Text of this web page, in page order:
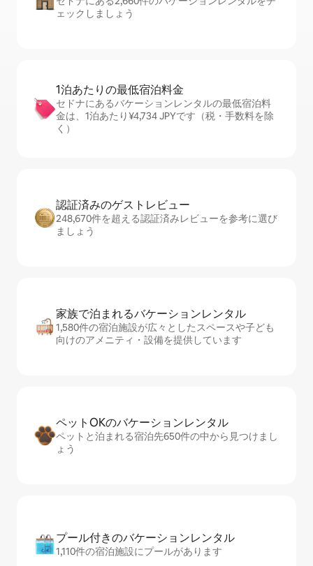
ェックしましょう
1泊あたりの最⁠低⁠宿⁠泊⁠料⁠金
セドナにあるバケーションレンタルの最低宿泊料
金は、1泊あたり¥4,734 JPYです（税・手数料を除
く）
認証済みのゲ⁠ス⁠ト⁠レ⁠ビ⁠ュ⁠ー
248,670件を超える認証済みレビューを参考に選び
ましょう
家族で泊まれるバ⁠ケ⁠ー⁠シ⁠ョ⁠ンレ⁠ン⁠タ⁠ル
1,580件の宿泊施設が広々としたスペースや子ども
向けのアメニティ・設備を提供しています
ペットOKのバ⁠ケ⁠ー⁠シ⁠ョ⁠ンレ⁠ン⁠タ⁠ル
ペットと泊まれる宿泊先650件の中から見つけまし
ょう
プール付きのバ⁠ケ⁠ー⁠シ⁠ョ⁠ンレ⁠ン⁠タ⁠ル
1,110件の宿泊施設にプールがあります